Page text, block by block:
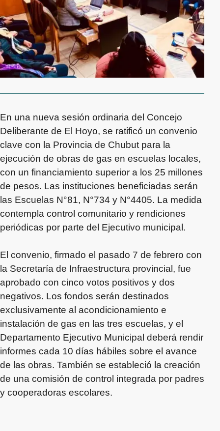
En una nueva sesión ordinaria del Concejo
Deliberante de El Hoyo, se ratificó un convenio
clave con la Provincia de Chubut para la
ejecución de obras de gas en escuelas locales,
con un financiamiento superior a los 25 millones
de pesos. Las instituciones beneficiadas serán
las Escuelas N°81, N°734 y N°4405. La medida
contempla control comunitario y rendiciones
periódicas por parte del Ejecutivo municipal.
El convenio, firmado el pasado 7 de febrero con
la Secretaría de Infraestructura provincial, fue
aprobado con cinco votos positivos y dos
negativos. Los fondos serán destinados
exclusivamente al acondicionamiento e
instalación de gas en las tres escuelas, y el
Departamento Ejecutivo Municipal deberá rendir
informes cada 10 días hábiles sobre el avance
de las obras. También se estableció la creación
de una comisión de control integrada por padres
y cooperadoras escolares.